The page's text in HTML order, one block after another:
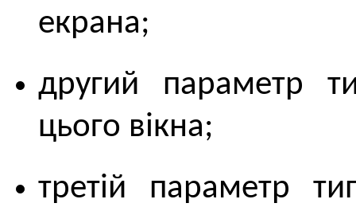
екрана;
другий параметр
цього вікна;
третій параметр